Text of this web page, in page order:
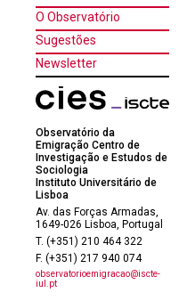
O Observatório
Sugestões
Newsletter
Observatório da
Emigração Centro de
Investigação e Estudos de
Sociologia
Instituto Universitário de
Lisboa
Av. das Forças Armadas,
1649-026 Lisboa, Portugal
T. (+351) 210 464 322
F. (+351) 217 940 074
observatorioemigracao@iscte-
iul.pt